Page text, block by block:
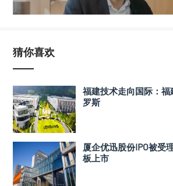
猜你喜欢
福建技术走向国际：
罗斯
厦企优迅股份IPO被受
板上市